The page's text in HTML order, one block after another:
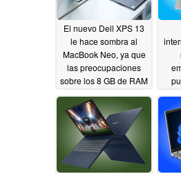
El nuevo Dell XPS 13
le hace sombra al
MacBook Neo, ya que
las preocupaciones
sobre los 8 GB de RAM
06/18/2026